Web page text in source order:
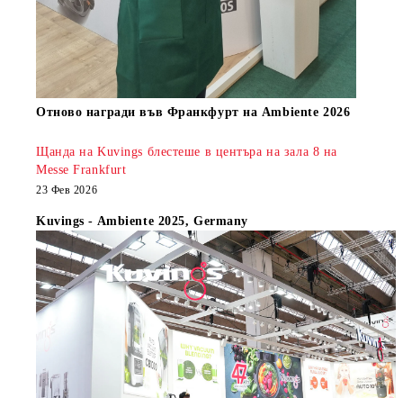
Oтново награди във Франкфурт на Ambiente 2026
Щанда на Kuvings блестеше в центъра на зала 8 на
Messe Frankfurt
23 Фев 2026
Kuvings - Ambiente 2025, Germany